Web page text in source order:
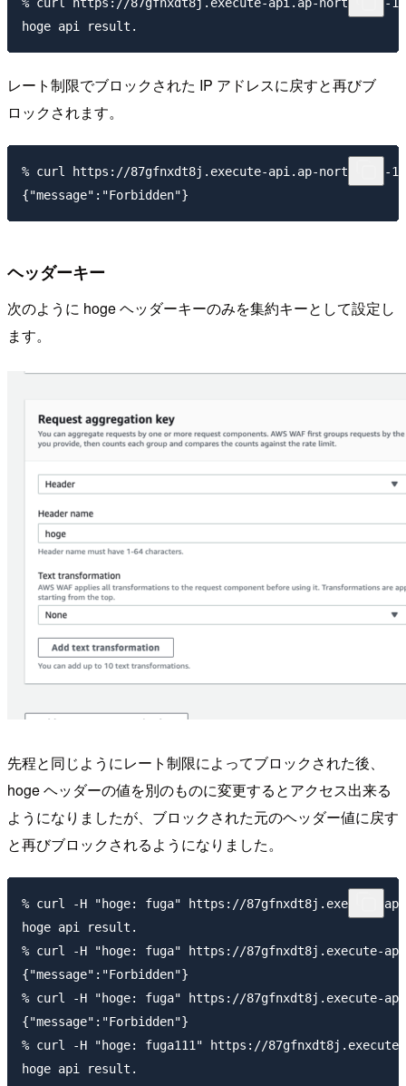
% curl https://87gfnxdt8j.execute-api.ap-northeast-
レート制限でブロックされた IP アドレスに戻すと再びブ
ロックされます。
% curl https://87gfnxdt8j.execute-api.ap-northeast-
ヘッダーキー
次のように hoge ヘッダーキーのみを集約キーとして設定し
ます。
先程と同じようにレート制限によってブロックされた後、
hoge ヘッダーの値を別のものに変更するとアクセス出来る
ようになりましたが、ブロックされた元のヘッダー値に戻す
と再びブロックされるようになりました。
% curl -H "hoge: fuga" https://87gfnxdt8j.execute-
hoge api result.
% curl -H "hoge: fuga" https://87gfnxdt8j.execute-
{"message":"Forbidden"}
% curl -H "hoge: fuga" https://87gfnxdt8j.execute-
{"message":"Forbidden"}
% curl -H "hoge: fuga111" https://87gfnxdt8j.execute-